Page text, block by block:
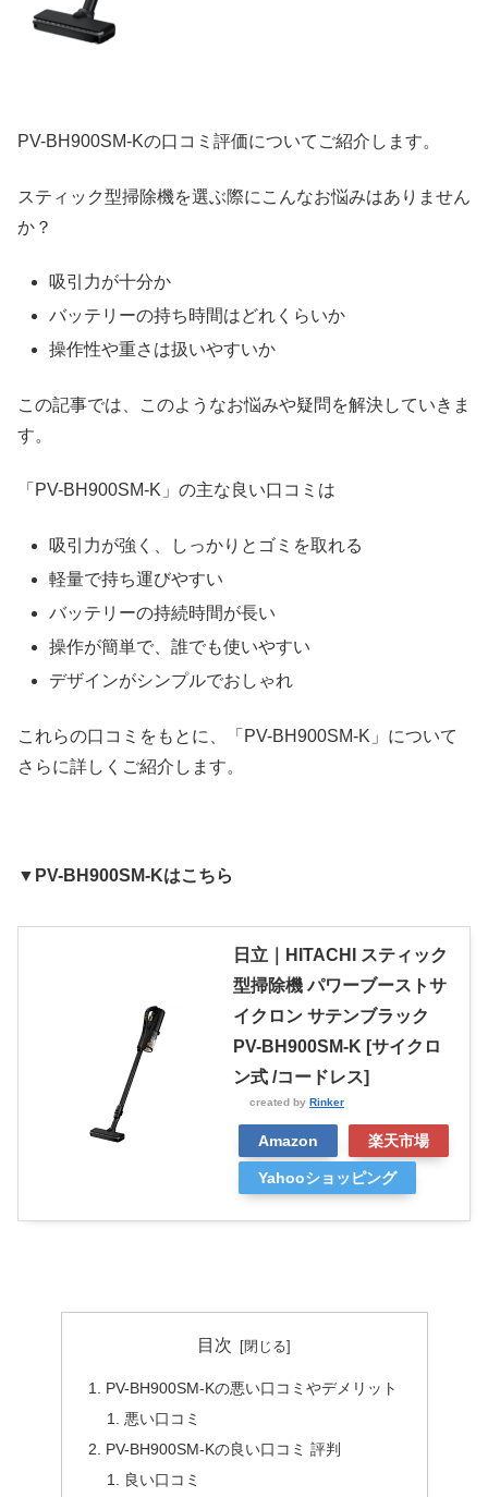
PV-BH900SM-Kの口コミ評価についてご紹介します。
スティック型掃除機を選ぶ際にこんなお悩みはありません
か？
吸引力が十分か
バッテリーの持ち時間はどれくらいか
操作性や重さは扱いやすいか
この記事では、このようなお悩みや疑問を解決していきま
す。
「PV-BH900SM-K」の主な良い口コミは
吸引力が強く、しっかりとゴミを取れる
軽量で持ち運びやすい
バッテリーの持続時間が長い
操作が簡単で、誰でも使いやすい
デザインがシンプルでおしゃれ
これらの口コミをもとに、「PV-BH900SM-K」について
さらに詳しくご紹介します。
▼PV-BH900SM-Kはこちら
日立｜HITACHI スティック
型掃除機 パワーブーストサ
イクロン サテンブラック
PV-BH900SM-K [サイクロ
ン式 /コードレス]
created by Rinker
Amazon 楽天市場
Yahooショッピング
目次
PV-BH900SM-Kの悪い口コミやデメリット
悪い口コミ
PV-BH900SM-Kの良い口コミ 評判
良い口コミ